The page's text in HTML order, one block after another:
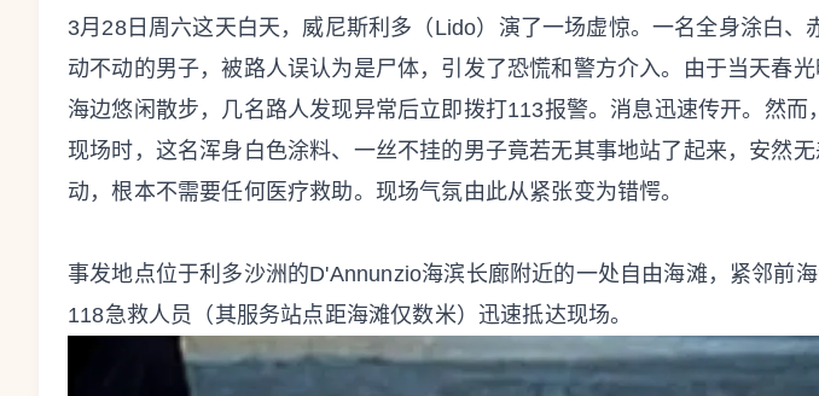
3月28日周六这天白天，威尼斯利多（Lido）演了一场虚惊。一名全身涂白、
动不动的男子，被路人误认为是尸体，引发了恐慌和警方介入。由于当天春
海边悠闲散步，几名路人发现异常后立即拨打113报警。消息迅速传开。然而
现场时，这名浑身白色涂料、一丝不挂的男子竟若无其事地站了起来，安然
动，根本不需要任何医疗救助。现场气氛由此从紧张变为错愕。
事发地点位于利多沙洲的D'Annunzio海滨长廊附近的一处自由海滩，紧邻前
118急救人员（其服务站点距海滩仅数米）迅速抵达现场。